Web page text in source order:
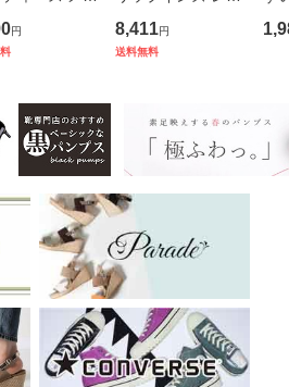
ックバンド
グ Crocban
円
ィース サミッツ 幅
広 4E ダズリング
8,411円
送料無料
ち
ーマ